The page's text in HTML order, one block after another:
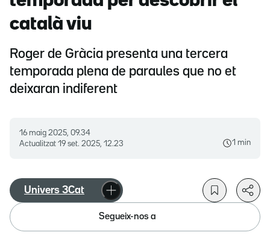
català viu
Roger de Gràcia presenta una tercera
temporada plena de paraules que no et
deixaran indiferent
16 maig 2025, 09.34
Actualitzat 19 set. 2025, 12.23 1 min
Univers 3Cat
Segueix-nos a